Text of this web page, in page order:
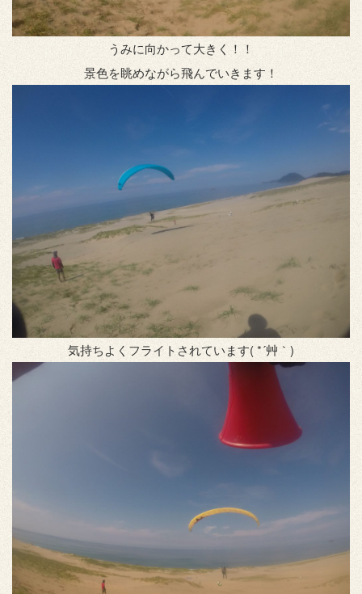
うみに向かって大きく！！
景色を眺めながら飛んでいきます！
気持ちよくフライトされています( *´艸｀)